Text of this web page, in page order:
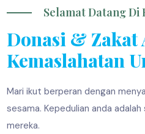
Selamat Datang Di
Donasi & Zakat
Kemaslahatan
Mari ikut berperan dengan
sesama. Kepedulian anda
mereka.